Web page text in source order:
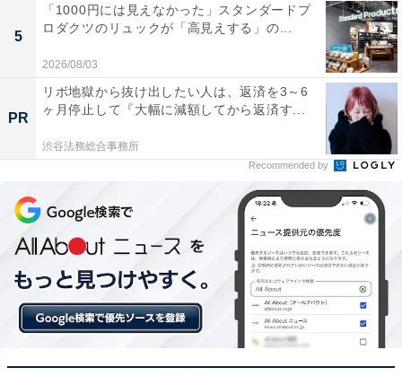
合わせて、さらに割引率をアップできる場合もありま
す。賢く旅の計画を立てて、お得に旅行を楽しみましょ
う。
楽天トラベルでクーポン祭を見る
※掲載されている情報は記事公開時のものです。あらか
じめご了承ください。
また、記事中の宿泊プランを予約すると、売上の一部が
5
「1000円には見えなかった」スタンダードプ
ロダクツのリュックが「高見えする」の...
2026/08/03
PR
リボ地獄から抜け出したい人は、返済を3～6
ヶ月停止して『大幅に減額してから返済す...
渋谷法務総合事務所
Recommended by